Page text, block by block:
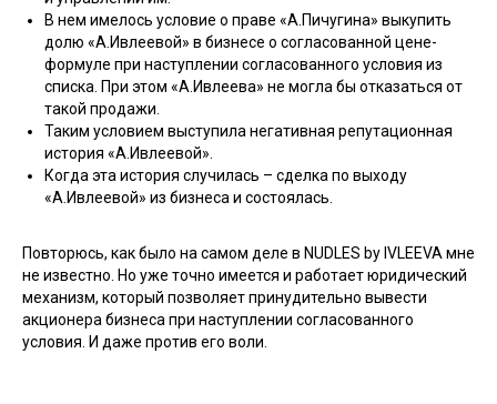
В нем имелось условие о праве «А.Пичугина» выкупить
долю «А.Ивлеевой» в бизнесе о согласованной цене-
формуле при наступлении согласованного условия из
списка. При этом «А.Ивлеева» не могла бы отказаться от
такой продажи.
Таким условием выступила негативная репутационная
история «А.Ивлеевой».
Когда эта история случилась – сделка по выходу
«А.Ивлеевой» из бизнеса и состоялась.
Повторюсь, как было на самом деле в NUDLES by IVLEEVA мне
не известно. Но уже точно имеется и работает юридический
механизм, который позволяет принудительно вывести
акционера бизнеса при наступлении согласованного
условия. И даже против его воли.